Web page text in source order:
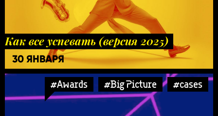
Как все успевать (версия 2025)
30 ЯНВАРЯ
#Awards #Big Picture #cases